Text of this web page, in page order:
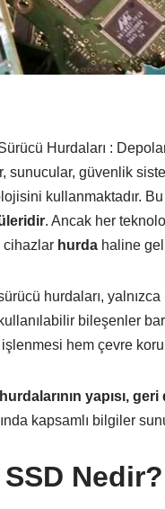
Hurdaları :
sunucular, güvenlik
kullanmaktadır.
. Ancak her
cihazlar hurda haline
hurdaları,
bileşenler
hem çevre
yapısı,
kapsamlı bilgiler
SSD Nedir?